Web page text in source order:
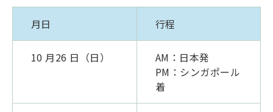
月日 行程
10 月26 日（日）
AM：日本発
PM：シンガポール
着